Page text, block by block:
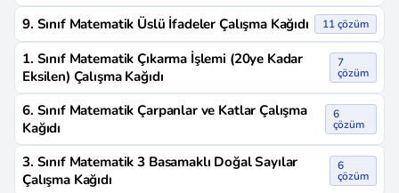
9. Sınıf Matematik Üslü İfadeler Çalışma Kağıdı 11 çözüm
1. Sınıf Matematik Çıkarma İşlemi (20ye Kadar
Eksilen) Çalışma Kağıdı
7
çözüm
6. Sınıf Matematik Çarpanlar ve Katlar Çalışma
Kağıdı
6
çözüm
3. Sınıf Matematik 3 Basamaklı Doğal Sayılar
Çalışma Kağıdı
6
çözüm